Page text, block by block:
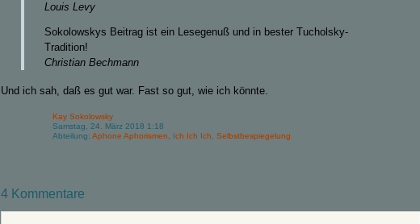
Louis Levy
Sokolowskys Beitrag ist ein Lesegenuß und in bester Tucholsky-
Tradition!
Christian Bechmann
Und ich sah, daß es gut war. Fast so gut, wie ich könnte.
Kay Sokolowsky
Samstag, 24. März 2018 1:18
Abteilung: Aphone Aphorismen Ich Ich Ich Selbstbespiegelung
4 Kommentare